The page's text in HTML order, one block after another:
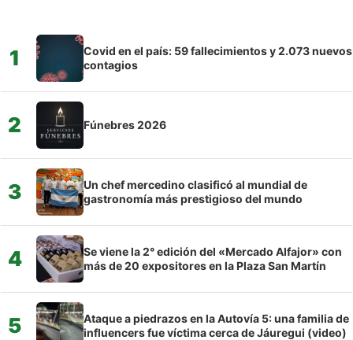
1
Covid en el país: 59 fallecimientos y 2.073 nuevos
contagios
2 Fúnebres 2026
3
Un chef mercedino clasificó al mundial de
gastronomía más prestigioso del mundo
4
Se viene la 2° edición del «Mercado Alfajor» con
más de 20 expositores en la Plaza San Martín
5
Ataque a piedrazos en la Autovía 5: una familia de
influencers fue víctima cerca de Jáuregui (video)